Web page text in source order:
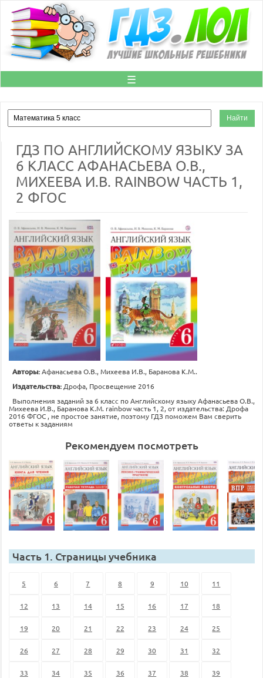
☰
ГДЗ ПО АНГЛИЙСКОМУ ЯЗЫКУ ЗА
6 КЛАСС АФАНАСЬЕВА О.В.,
МИХЕЕВА И.В. RAINBOW ЧАСТЬ 1,
2 ФГОС
Авторы:Афанасьева О.В., Михеева И.В., Баранова К.М..
Издательства: Дрофа, Просвещение 2016
Выполнения заданий за 6 класс по Английскому языку Афанасьева О.В.,
Михеева И.В., Баранова К.М. rainbow часть 1, 2, от издательства: Дрофа
2016 ФГОС , не простое занятие, поэтому ГДЗ поможем Вам сверить
ответы к заданиям
Рекомендуем посмотреть
Часть 1. Страницы учебника
5 6 7 8 9 10 11
12 13 14 15 16 17 18
19 20 21 22 23 24 25
26 27 28 29 30 31 32
33 34 35 36 37 38 39